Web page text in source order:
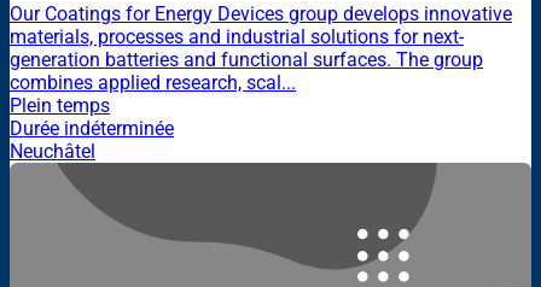
Our Coatings for Energy Devices group develops innovative
materials, processes and industrial solutions for next-
generation batteries and functional surfaces. The group
combines applied research, scal...
Plein temps
Durée indéterminée
Neuchâtel